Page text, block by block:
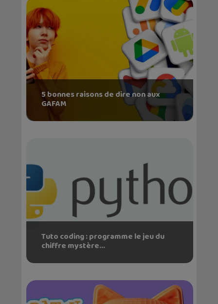
5 bonnes raisons de dire non aux
GAFAM
Tuto coding : programme le jeu du
chiffre mystère...